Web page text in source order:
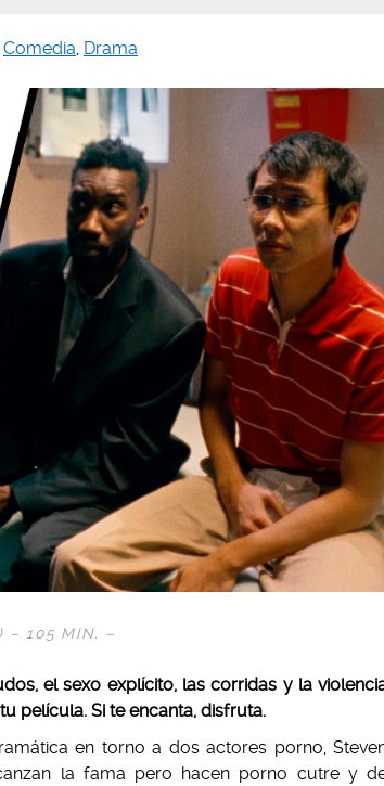
Comedia, Drama
– 105 MIN. –
el sexo explícito, las corridas y la
película. Si te encanta, disfruta.
en torno a dos actores porno,
la fama pero hacen porno cutre y